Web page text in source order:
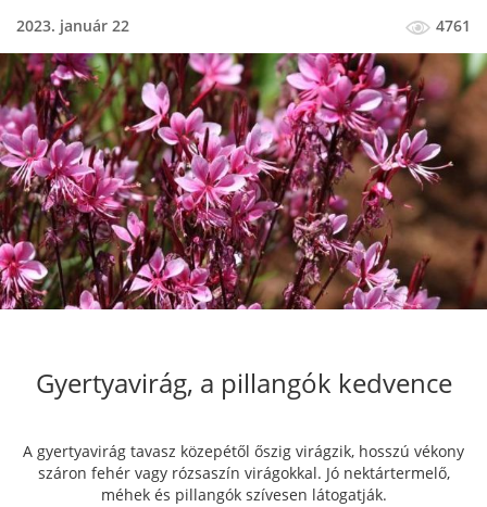
2023. január 22 4761
Gyertyavirág, a pillangók kedvence
A gyertyavirág tavasz közepétől őszig virágzik, hosszú vékony
száron fehér vagy rózsaszín virágokkal. Jó nektártermelő,
méhek és pillangók szívesen látogatják.